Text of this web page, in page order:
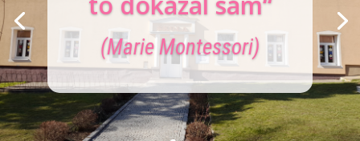
(Marie Montessori)